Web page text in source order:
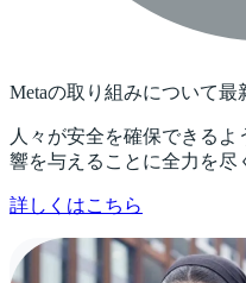
Metaの取り組みについて最
人々が安全を確保できる
響を与えることに全力を尽
詳しくはこちら